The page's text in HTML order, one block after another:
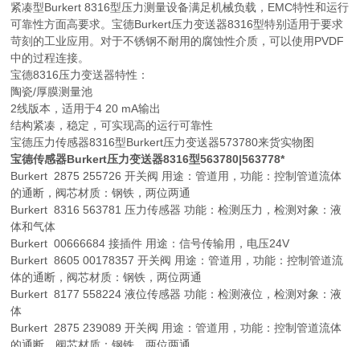
紧凑型Burkert 8316型压力测量设备满足机械负载，EMC特性和运行
可靠性方面高要求。宝德Burkert压力变送器8316型特别适用于要求
苛刻的工业应用。对于不锈钢不耐用的腐蚀性介质，可以使用PVDF
中的过程连接。
宝德8316压力变送器特性：
陶瓷/厚膜测量池
2线版本，适用于4 20 mA输出
结构紧凑，稳定，可实现高的运行可靠性
宝德压力传感器8316型Burkert压力变送器573780来货实物图
宝德传感器Burkert压力变送器8316型563780|563778*
Burkert 2875 255726 开关阀 用途：管道用，功能：控制管道流体
的通断，阀芯材质：钢铁，两位两通
Burkert 8316 563781 压力传感器 功能：检测压力，检测对象：液
体和气体
Burkert 00666684 接插件 用途：信号传输用，电压24V
Burkert 8605 00178357 开关阀 用途：管道用，功能：控制管道流
体的通断，阀芯材质：钢铁，两位两通
Burkert 8177 558224 液位传感器 功能：检测液位，检测对象：液
体
Burkert 2875 239089 开关阀 用途：管道用，功能：控制管道流体